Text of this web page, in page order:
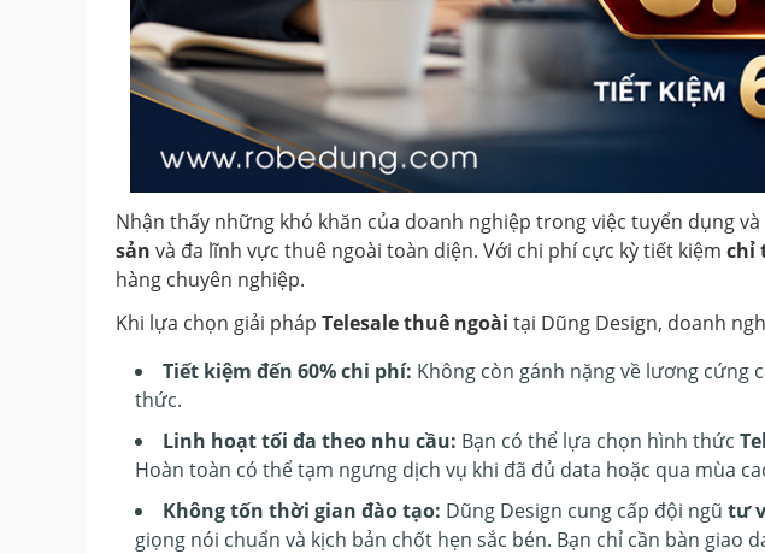
Nhận thấy những khó khăn của doanh nghiệp trong việc tuyển dụng
sản và đa lĩnh vực thuê ngoài toàn diện. Với chi phí cực kỳ tiết kiệm chỉ
hàng chuyên nghiệp.
Khi lựa chọn giải pháp Telesale thuê ngoài tại Dũng Design, doanh
Tiết kiệm đến 60% chi phí: Không còn gánh nặng về lương cứng
thức.
Linh hoạt tối đa theo nhu cầu: Bạn có thể lựa chọn hình thức
Hoàn toàn có thể tạm ngưng dịch vụ khi đã đủ data hoặc qua mùa
Không tốn thời gian đào tạo: Dũng Design cung cấp đội ngũ tư
giọng nói chuẩn và kịch bản chốt hẹn sắc bén. Bạn chỉ cần bàn giao